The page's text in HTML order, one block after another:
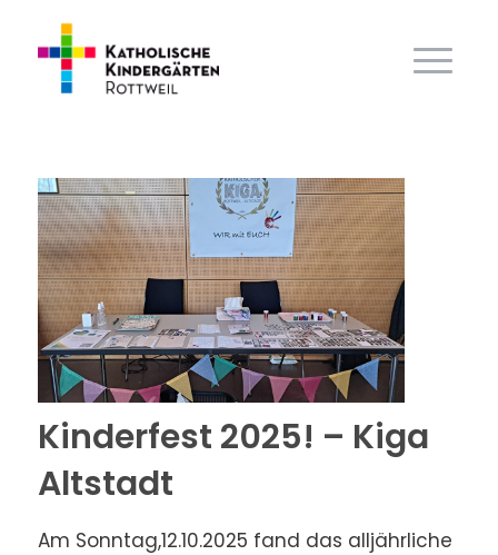
Kinderfest 2025! – Kiga
Altstadt
Am Sonntag,12.10.2025 fand das alljährliche